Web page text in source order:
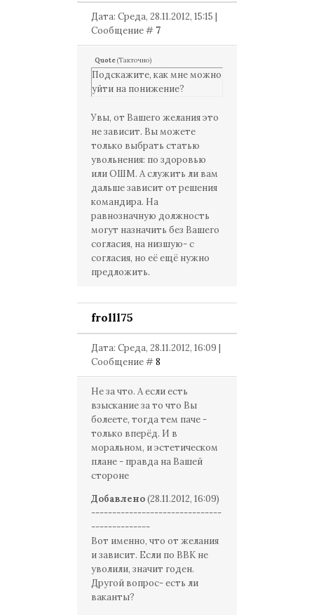
Дата: Среда, 28.11.2012, 15:15 |
Сообщение # 7
Quote(Такточно)
Подскажите, как мне можно
уйти на понижение?
Увы, от Вашего желания это
не зависит. Вы можете
только выбрать статью
увольнения: по здоровью
или ОШМ. А служить ли вам
дальше зависит от решения
командира. На
равнозначную должность
могут назначить без Вашего
согласия, на низшую- с
согласия, но её ещё нужно
предложить.
frolll75
Дата: Среда, 28.11.2012, 16:09 |
Сообщение #8
Не за что. А если есть
взыскание за то что Вы
болеете, тогда тем паче -
только вперёд. И в
моральном, и эстетическом
плане - правда на Вашей
стороне
Добавлено(28.11.2012, 16:09)
-------------------------------
--------------
Вот именно, что от желания
и зависит. Если по ВВК не
уволили, значит годен.
Другой вопрос- есть ли
ваканты?